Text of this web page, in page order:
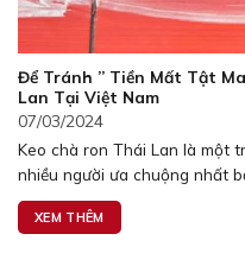
Để Tránh ” Tiền Mất Tật
Lan Tại Việt Nam
07/03/2024
Keo chà ron Thái Lan là một
nhiều người ưa chuộng nhất
XEM THÊM